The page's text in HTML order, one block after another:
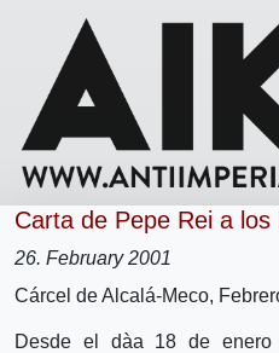
Carta de Pepe Rei a
26. February 2001
Cárcel de Alcalá-Meco,
Desde el dà­a 18 de